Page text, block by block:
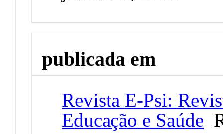
publicada em
Revista E-Psi:
Educação e Saúde